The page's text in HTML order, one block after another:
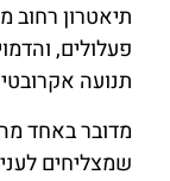
תיאטרון
פעלולים,
תנועה
מדובר באחד
שמצליחים